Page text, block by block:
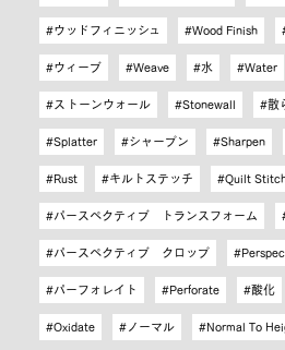
ウッドフィニッシュ Wood Finish
ウィーブ Weave 水 Water
ストーンウォール Stonewall 散
Splatter シャープン Sharpen
Rust キルトステッチ Quilt
パースペクティブ トランスフォーム
パースペクティブ クロップ
パーフォレイト Perforate 酸化
Oxidate ノーマル Normal To